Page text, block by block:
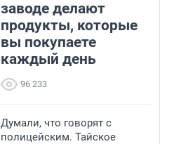
заводе делают
продукты, которые
вы покупаете
каждый день
96 233
Думали, что говорят с
полицейским. Тайское